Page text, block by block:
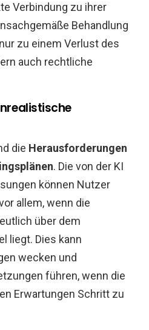
Verbindung zu ihrer
Behandlung
zu einem Verlust des
auch rechtliche
die Herausforderungen
. Die von der KI
können Nutzer
allem, wenn die
über dem
liegt. Dies kann
wecken und
führen, wenn die
Erwartungen Schritt zu